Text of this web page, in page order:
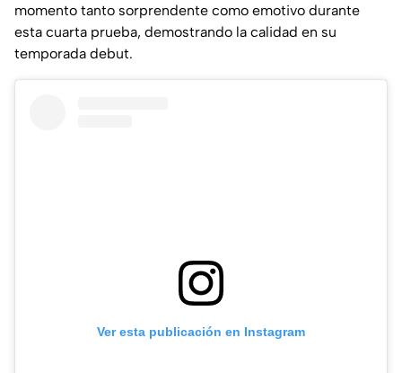
momento tanto sorprendente como emotivo durante
esta cuarta prueba, demostrando la calidad en su
temporada debut.
Ver esta publicación en Instagram